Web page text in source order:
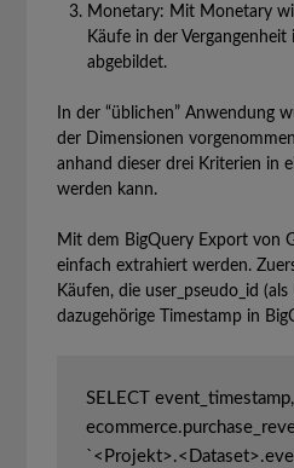
Monetary: Mit Monetary
Käufe in der
abgebildet.
In der “üblichen” Anwendung
der Dimensionen
anhand dieser drei Kriterien in
werden kann.
Mit dem BigQuery Export von
einfach extrahiert werden.
Käufen, die user_pseudo_id
dazugehörige Timestamp in
SELECT